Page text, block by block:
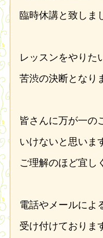
臨時休講と致しま
レッスンをやりた
苦渋の決断となり
皆さんに万が一の
いけないと思いま
ご理解のほど宜し
電話やメールによ
受け付けておりま